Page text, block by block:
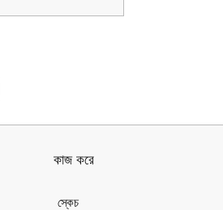
কাজ করে
স্কেচ